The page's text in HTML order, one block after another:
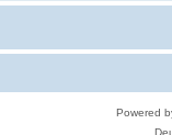
Powered